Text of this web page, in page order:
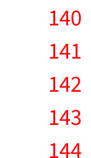
140
141
142
143
144